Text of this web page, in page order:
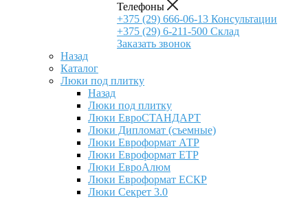
Телефоны
+375 (29) 666-06-13 Консультации
+375 (29) 6-211-500 Склад
Заказать звонок
Назад
Каталог
Люки под плитку
Назад
Люки под плитку
Люки ЕвроСТАНДАРТ
Люки Дипломат (съемные)
Люки Евроформат АТР
Люки Евроформат ЕТР
Люки ЕвроАлюм
Люки Евроформат ЕСКР
Люки Секрет 3.0